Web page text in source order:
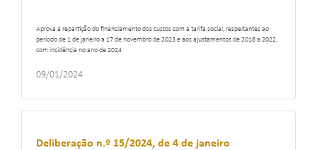
Aprova a repartição do financiamento dos custos com a tarifa social, respeitantes ao
período de 1 de janeiro a 17 de novembro de 2023 e aos ajustamentos de 2018 a 2022,
com incidência no ano de 2024
09/01/2024
Deliberação n.º 15/2024, de 4 de janeiro